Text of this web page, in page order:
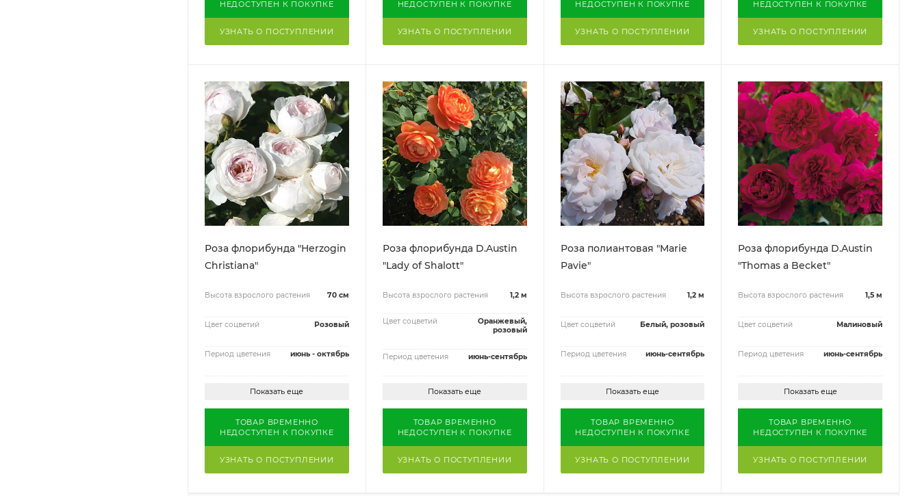
НЕДОСТУПЕН К ПОКУПКЕ
УЗНАТЬ О ПОСТУПЛЕНИИ
НЕДОСТУПЕН К ПОКУПКЕ
УЗНАТЬ О ПОСТУПЛЕНИИ
НЕДОСТУПЕН К ПОКУПКЕ
УЗНАТЬ О ПОСТУПЛЕНИИ
НЕДОСТУПЕН К ПОКУПКЕ
УЗНАТЬ О ПОСТУПЛЕНИИ
Роза флорибунда "Herzogin
Christiana"
Высота взрослого растения 70 см
Цвет соцветий Розовый
Период цветения июнь - октябрь
Показать еще
ТОВАР ВРЕМЕННО
НЕДОСТУПЕН К ПОКУПКЕ
УЗНАТЬ О ПОСТУПЛЕНИИ
Роза флорибунда D.Austin
"Lady of Shalott"
Высота взрослого растения 1,2 м
Цвет соцветий
Оранжевый,
розовый
Период цветения июнь-сентябрь
Показать еще
ТОВАР ВРЕМЕННО
НЕДОСТУПЕН К ПОКУПКЕ
УЗНАТЬ О ПОСТУПЛЕНИИ
Роза полиантовая "Marie
Pavie"
Высота взрослого растения 1,2 м
Цвет соцветий Белый, розовый
Период цветения июнь-сентябрь
Показать еще
ТОВАР ВРЕМЕННО
НЕДОСТУПЕН К ПОКУПКЕ
УЗНАТЬ О ПОСТУПЛЕНИИ
Роза флорибунда D.Austin
"Thomas a Becket"
Высота взрослого растения 1,5 м
Цвет соцветий Малиновый
Период цветения июнь-сентябрь
Показать еще
ТОВАР ВРЕМЕННО
НЕДОСТУПЕН К ПОКУПКЕ
УЗНАТЬ О ПОСТУПЛЕНИИ